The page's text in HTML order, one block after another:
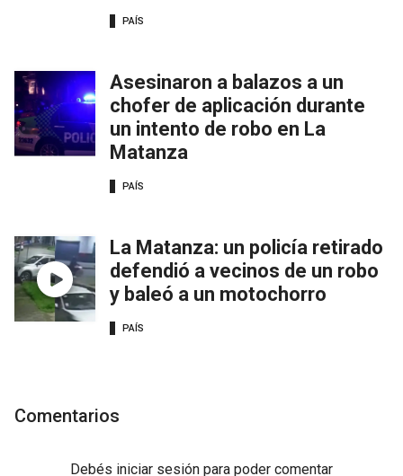
PAÍS
Asesinaron a balazos a un
chofer de aplicación durante
un intento de robo en La
Matanza
PAÍS
La Matanza: un policía retirado
defendió a vecinos de un robo
y baleó a un motochorro
PAÍS
Comentarios
Debés iniciar sesión para poder comentar